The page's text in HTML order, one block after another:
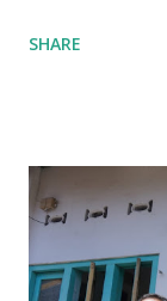
UMKM di Jatim.
yang
Ketika saya
Tulungagung ,
dana pinjaman
SHARE